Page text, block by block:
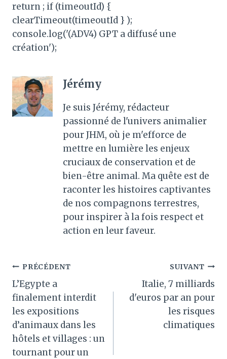
return ; if (timeoutId) {
clearTimeout(timeoutId } );
console.log('(ADV4) GPT a diffusé une
création');
Jérémy
Je suis Jérémy, rédacteur
passionné de l'univers animalier
pour JHM, où je m'efforce de
mettre en lumière les enjeux
cruciaux de conservation et de
bien-être animal. Ma quête est de
raconter les histoires captivantes
de nos compagnons terrestres,
pour inspirer à la fois respect et
action en leur faveur.
Navigation
de
l’article
PRÉCÉDENT
L’Egypte a
finalement interdit
les expositions
d’animaux dans les
hôtels et villages : un
tournant pour un
SUIVANT
Italie, 7 milliards
d'euros par an pour
les risques
climatiques